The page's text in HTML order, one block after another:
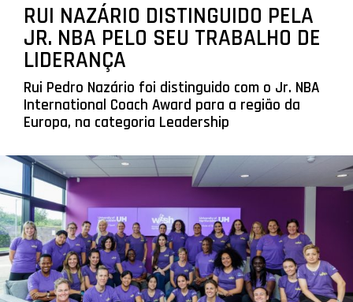
RUI NAZÁRIO DISTINGUIDO PELA
JR. NBA PELO SEU TRABALHO DE
LIDERANÇA
Rui Pedro Nazário foi distinguido com o Jr. NBA
International Coach Award para a região da
Europa, na categoria Leadership